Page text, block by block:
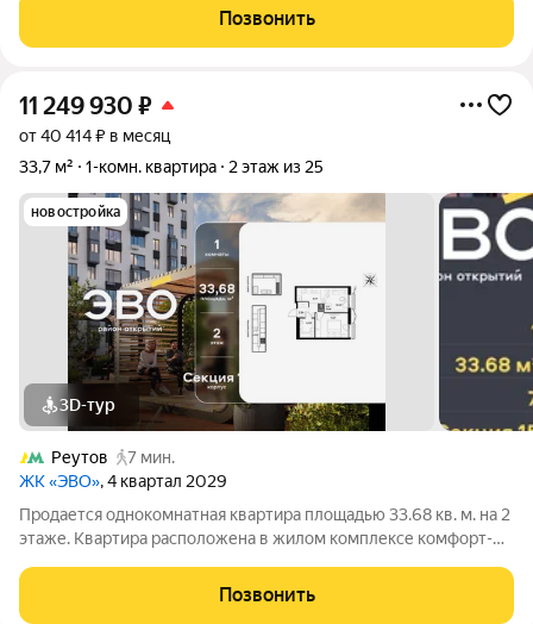
студентов, пар без детей и инвесторов. Этот объект отличное
решение для тех, кто
Позвонить
11 249 930 ₽
от 40 414 ₽ в месяц
33,7 м²
1-комн. квартира 2 этаж из 25
новостройка
3D-тур
Реутов
7 мин.
ЖК «ЭВО», 4 квартал 2029
Продается однокомнатная квартира площадью 33.68 кв. м. на 2
этаже. Квартира расположена в жилом комплексе комфорт-
Комсомольская. Жилой квартал «ЭВО» от девелопера Dogma
место, где комфорт
Позвонить